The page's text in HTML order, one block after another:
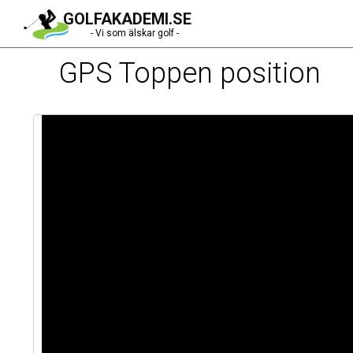
GOLFAKADEMI.SE
- Vi som älskar golf -
GPS Toppen position